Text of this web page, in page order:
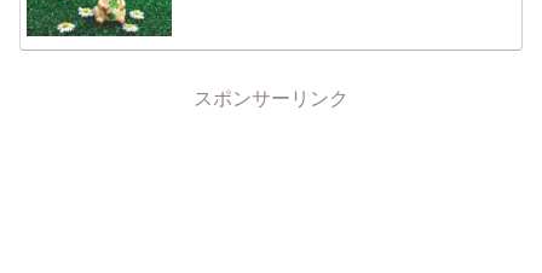
スポンサーリンク